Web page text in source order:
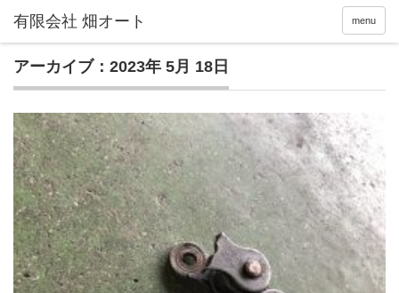
menu
アーカイブ：2023年 5月 18日